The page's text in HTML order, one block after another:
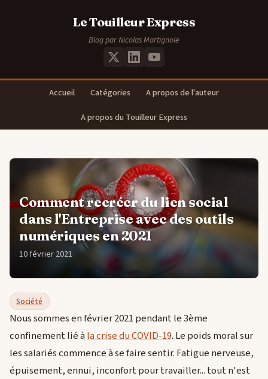
Le Touilleur Express
Blog par Nicolas Martignole
Accueil Catégories
A propos de l'auteur
A propos du Touilleur Express
Comment recréer du lien social
dans l'Entreprise avec des outils
numériques en 2021
10 février 2021
Société
Nous sommes en février 2021 pendant le 3ème
confinement lié àla crise du COVID-19. Le poids moral sur
les salariés commence à se faire sentir. Fatigue nerveuse,
épuisement, ennui, inconfort pour travailler... tout n'est